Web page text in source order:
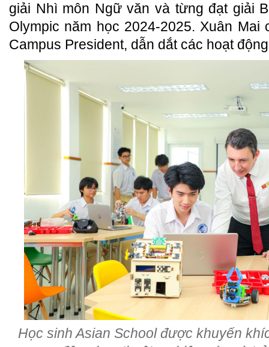
giải Nhì môn Ngữ văn và từng đạt giải
Olympic năm học 2024-2025. Xuân Mai
Campus President, dẫn dắt các hoạt
Học sinh Asian School được khuyến